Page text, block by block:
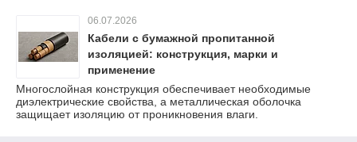
06.07.2026
Кабели с бумажной пропитанной
изоляцией: конструкция, марки и
применение
Многослойная конструкция обеспечивает необходимые
диэлектрические свойства, а металлическая оболочка
защищает изоляцию от проникновения влаги.